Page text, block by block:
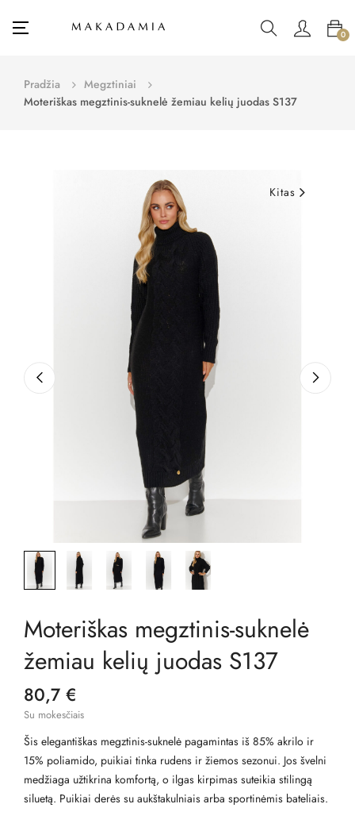
Toggle
☰ 0
Pradžia
Megztiniai
Moteriškas megztinis-suknelė žemiau kelių juodas S137
Kitas
Moteriškas megztinis-suknelė
žemiau kelių juodas S137
80,7 €
Su mokesčiais
Šis elegantiškas megztinis-suknelė pagamintas iš 85% akrilo ir
15% poliamido, puikiai tinka rudens ir žiemos sezonui. Jos švelni
medžiaga užtikrina komfortą, o ilgas kirpimas suteikia stilingą
siluetą. Puikiai derės su aukštakulniais arba sportinėmis bateliais.